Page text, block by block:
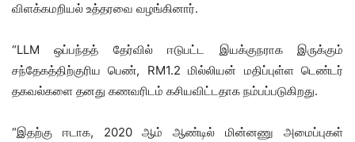
விளக்கமறியல் உத்தரவை வழங்கினார்.
“LLM ஒப்பந்தத் தேர்வில் ஈடுபட்ட இயக்குநராக இருக்கும்
சந்தேகத்திற்குரிய பெண், RM1.2 மில்லியன் மதிப்புள்ள டெண்டர்
தகவல்களை தனது கணவரிடம் கசியவிட்டதாக நம்பப்படுகிறது.
“இதற்கு ஈடாக, 2020 ஆம் ஆண்டில் மின்னணு அமைப்புகள்